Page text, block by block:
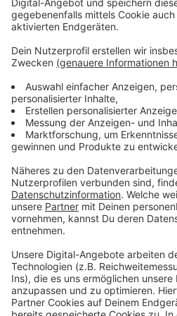
Rheinbahn-Jubiläum
Anzeige
Vom Betriebshof pendeln
regelmäßig Oldtimer-Bahnen
zurück.
Anzeige
Weitere Infos und Links
Die Rheinbahn